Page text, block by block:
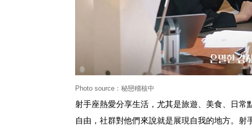
Photo source：秘戀稽核中
射手座熱愛分享生活，尤其是旅遊、美食、日
自由，社群對他們來說就是展現自我的地方。